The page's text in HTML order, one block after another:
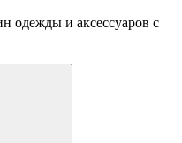
одежды и аксессуаров с